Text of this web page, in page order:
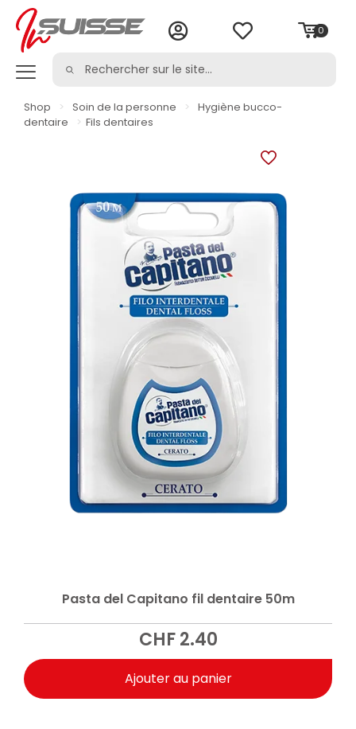
0
Shop > Soin de la personne >
Hygiène bucco-
dentaire
> Fils dentaires
Pasta del Capitano fil dentaire 50m
CHF2.40
Ajouter au panier